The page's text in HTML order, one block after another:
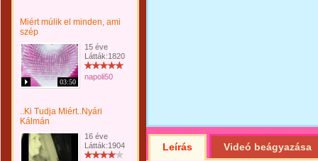
Miért múlik el minden, ami
szép
03:50
15 éve
Látták:1820
napoli50
..Ki Tudja Miért..Nyári
Kálmán
16 éve
Látták:1904
Leírás Videó beágyazása